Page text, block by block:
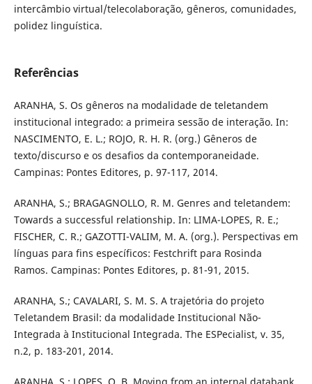
intercâmbio virtual/telecolaboração, gêneros, comunidades,
polidez linguística.
Referências
ARANHA, S. Os gêneros na modalidade de teletandem
institucional integrado: a primeira sessão de interação. In:
NASCIMENTO, E. L.; ROJO, R. H. R. (org.) Gêneros de
texto/discurso e os desafios da contemporaneidade.
Campinas: Pontes Editores, p. 97-117, 2014.
ARANHA, S.; BRAGAGNOLLO, R. M. Genres and teletandem:
Towards a successful relationship. In: LIMA-LOPES, R. E.;
FISCHER, C. R.; GAZOTTI-VALIM, M. A. (org.). Perspectivas em
línguas para fins específicos: Festchrift para Rosinda
Ramos. Campinas: Pontes Editores, p. 81-91, 2015.
ARANHA, S.; CAVALARI, S. M. S. A trajetória do projeto
Teletandem Brasil: da modalidade Institucional Não-
Integrada à Institucional Integrada. The ESPecialist, v. 35,
n.2, p. 183-201, 2014.